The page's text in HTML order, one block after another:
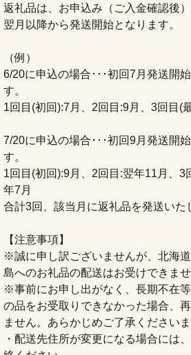
返礼品は、お申込み（ご入金確認後
翌月以降から発送開始となります。
（例）
6/20に申込の場合･･･初回7月発送開
す。
1回目(初回):7月、2回目:9月、3回目(
7/20に申込の場合･･･初回9月発送開
す。
1回目(初回):9月、2回目:翌年11月、3
年7月
合計3回、該当月に返礼品を発送いた
【注意事項】
※誠に申し訳ございませんが、北海
島へのお礼品の配送はお受けできませ
※事前にお申し出がなく、長期不在
の品をお受取りできなかった場合、
ません。あらかじめご了承くださいま
・配送先住所が変更になる場合には